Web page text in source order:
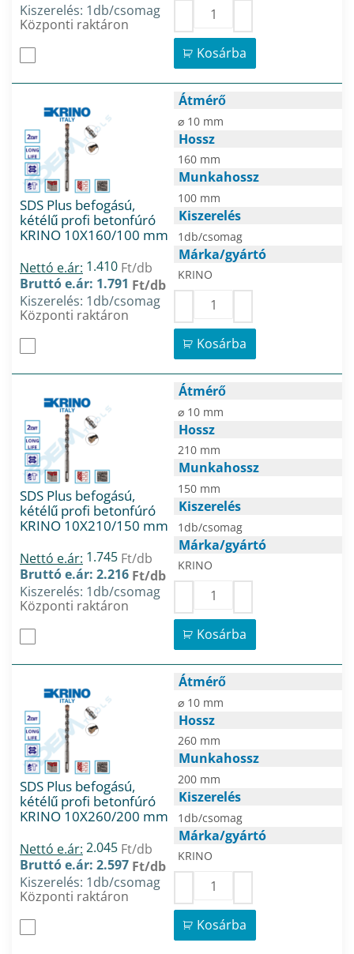
Kiszerelés: 1db/csomag
Központi raktáron
Kosárba
SDS Plus befogású,
kétélű profi betonfúró
KRINO 10X160/100 mm
Nettó e.ár: 1.410 Ft/db
Bruttó e.ár: 1.791 Ft/db
Kiszerelés: 1db/csomag
Központi raktáron
Átmérő
⌀ 10 mm
Hossz
160 mm
Munkahossz
100 mm
Kiszerelés
1db/csomag
Márka/gyártó
KRINO
Kosárba
SDS Plus befogású,
kétélű profi betonfúró
KRINO 10X210/150 mm
Nettó e.ár: 1.745 Ft/db
Bruttó e.ár: 2.216 Ft/db
Kiszerelés: 1db/csomag
Központi raktáron
Átmérő
⌀ 10 mm
Hossz
210 mm
Munkahossz
150 mm
Kiszerelés
1db/csomag
Márka/gyártó
KRINO
Kosárba
SDS Plus befogású,
kétélű profi betonfúró
KRINO 10X260/200 mm
Nettó e.ár: 2.045 Ft/db
Bruttó e.ár: 2.597 Ft/db
Kiszerelés: 1db/csomag
Központi raktáron
Átmérő
⌀ 10 mm
Hossz
260 mm
Munkahossz
200 mm
Kiszerelés
1db/csomag
Márka/gyártó
KRINO
Kosárba